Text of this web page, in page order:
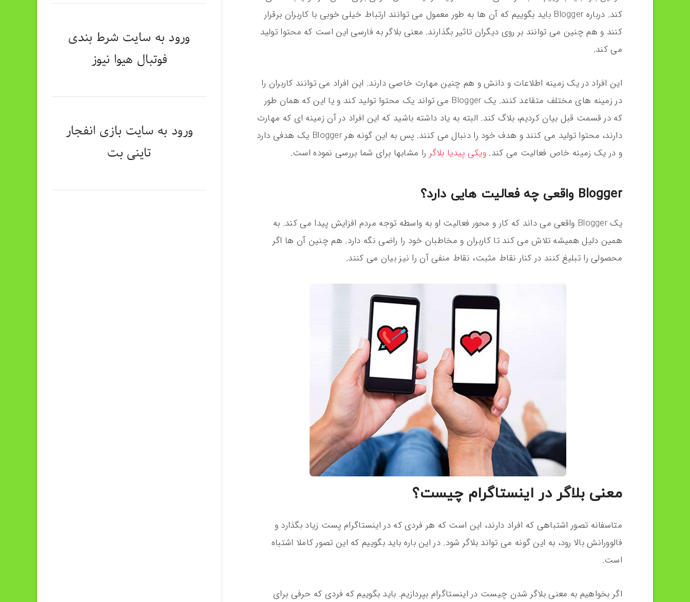
کند. درباره Blogger باید بگوییم که آن ها به طور معمول می توانند ارتباط خیلی خوبی با کاربران برقرار
کنند و هم چنین می توانند بر روی دیگران تاثیر بگذارند. معنی بلاگر به فارسی این است که محتوا تولید
می کند.
این افراد در یک زمینه اطلاعات و دانش و هم چنین مهارت خاصی دارند. این افراد می توانند کاربران را
در زمینه های مختلف متقاعد کنند. یک Blogger می تواند یک محتوا تولید کند و یا این که همان طور
که در قسمت قبل بیان کردیم، بلاگ کند. البته به یاد داشته باشید که این افراد در آن زمینه ای که مهارت
دارند، محتوا تولید می کنند و هدف خود را دنبال می کنند. پس به این گونه هر Blogger یک هدفی دارد
و در یک زمینه خاص فعالیت می کند. ویکی پیدیا بلاگر را مشابها برای شما بررسی نموده است.
Blogger واقعی چه فعالیت هایی دارد؟
یک Blogger واقعی می داند که کار و محور فعالیت او به واسطه توجه مردم افزایش پیدا می کند. به
همین دلیل همیشه تلاش می کند تا کاربران و مخاطبان خود را راضی نگه دارد. هم چنین آن ها اگر
محصولی را تبلیغ کنند در کنار نقاط مثبت، نقاط منفی آن را نیز بیان می کنند.
معنی بلاگر در اینستاگرام چیست؟
متاسفانه تصور اشتباهی که افراد دارند، این است که هر فردی که در اینستاگرام پست زیاد بگذارد و
فالوورانش بالا رود، به این گونه می تواند بلاگر شود. در این باره باید بگوییم که این تصور کاملا اشتباه
است.
اگر بخواهیم به معنی بلاگر شدن چیست در اینستاگرام بپردازیم. باید بگوییم که فردی که حرفی برای
ورود به سایت شرط بندی
فوتبال هیوا نیوز
ورود به سایت بازی انفجار
تاینی بت